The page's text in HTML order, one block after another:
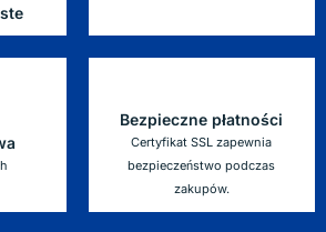
Bezpieczne płatności
Certyfikat SSL zapewnia
bezpieczeństwo podczas
zakupów.